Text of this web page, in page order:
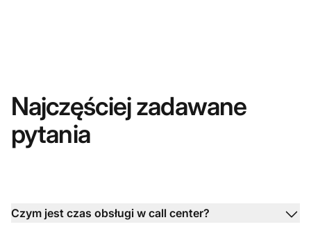
Najczęściej zadawane
pytania
Czym jest czas obsługi w call center?